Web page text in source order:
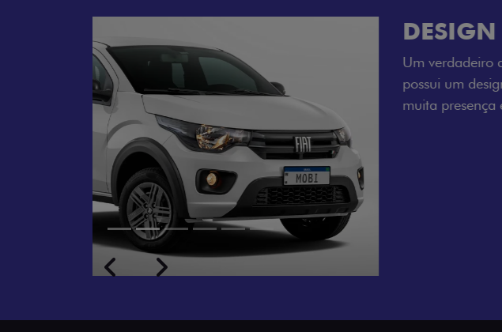
Próximo
Rodas de liga leve
PreviousNext